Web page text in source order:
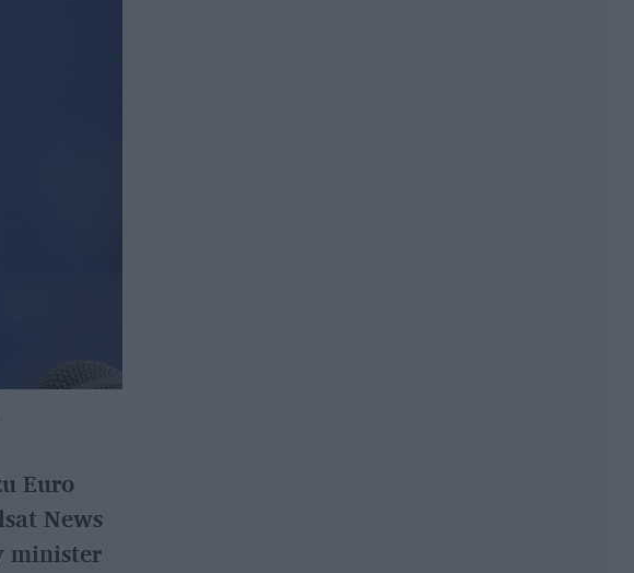
Euro
News
minister